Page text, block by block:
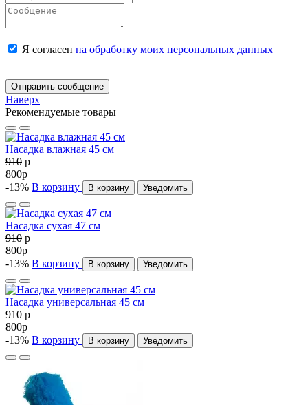
Я согласен на обработку моих персональных данных
Отправить сообщение
Наверх
Рекомендуемые товары
Насадка влажная 45 см
910 p
800p
-13% В корзину В корзину Уведомить
Насадка сухая 47 см
910 p
800p
-13% В корзину В корзину Уведомить
Насадка универсальная 45 см
910 p
800p
-13% В корзину В корзину Уведомить